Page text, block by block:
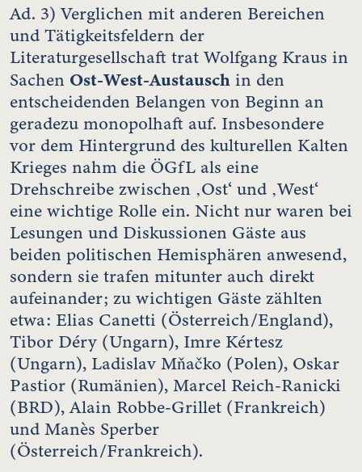
Ad. 3) Verglichen mit anderen Bereichen
und Tätigkeitsfeldern der
Literaturgesellschaft trat Wolfgang Kraus in
Sachen Ost-West-Austausch in den
entscheidenden Belangen von Beginn an
geradezu monopolhaft auf. Insbesondere
vor dem Hintergrund des kulturellen Kalten
Krieges nahm die ÖGfL als eine
Drehschreibe zwischen ‚Ost‘ und ‚West‘
eine wichtige Rolle ein. Nicht nur waren bei
Lesungen und Diskussionen Gäste aus
beiden politischen Hemisphären anwesend,
sondern sie trafen mitunter auch direkt
aufeinander; zu wichtigen Gäste zählten
etwa: Elias Canetti (Österreich/England),
Tibor Déry (Ungarn), Imre Kértesz
(Ungarn), Ladislav Mňačko (Polen), Oskar
Pastior (Rumänien), Marcel Reich-Ranicki
(BRD), Alain Robbe-Grillet (Frankreich)
und Manès Sperber
(Österreich/Frankreich).